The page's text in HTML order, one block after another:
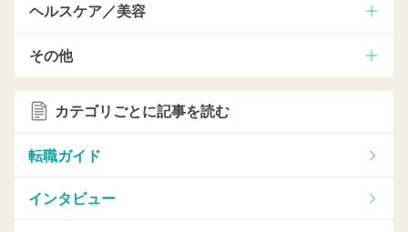
ヘルスケア／美容
その他
カテゴリごとに記事を読む
転職ガイド
インタビュー